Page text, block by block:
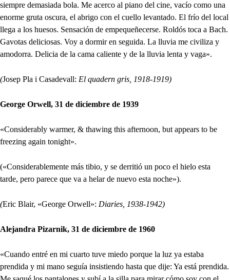
siempre demasiada bola. Me acerco al piano del cine, vacío como una
enorme gruta oscura, el abrigo con el cuello levantado. El frío del local
llega a los huesos. Sensación de empequeñecerse. Roldós toca a Bach.
Gavotas deliciosas. Voy a dormir en seguida. La lluvia me civiliza y
amodorra. Delicia de la cama caliente y de la lluvia lenta y vaga».
(Josep Pla i Casadevall: El quadern gris, 1918-1919)
George Orwell, 31 de diciembre de 1939
«Considerably warmer, & thawing this afternoon, but appears to be
freezing again tonight».
(«Considerablemente más tibio, y se derritió un poco el hielo esta
tarde, pero parece que va a helar de nuevo esta noche»).
(Eric Blair, «George Orwell»: Diaries, 1938-1942)
Alejandra Pizarnik, 31 de diciembre de 1960
«Cuando entré en mi cuarto tuve miedo porque la luz ya estaba
prendida y mi mano seguía insistiendo hasta que dije: Ya está prendida.